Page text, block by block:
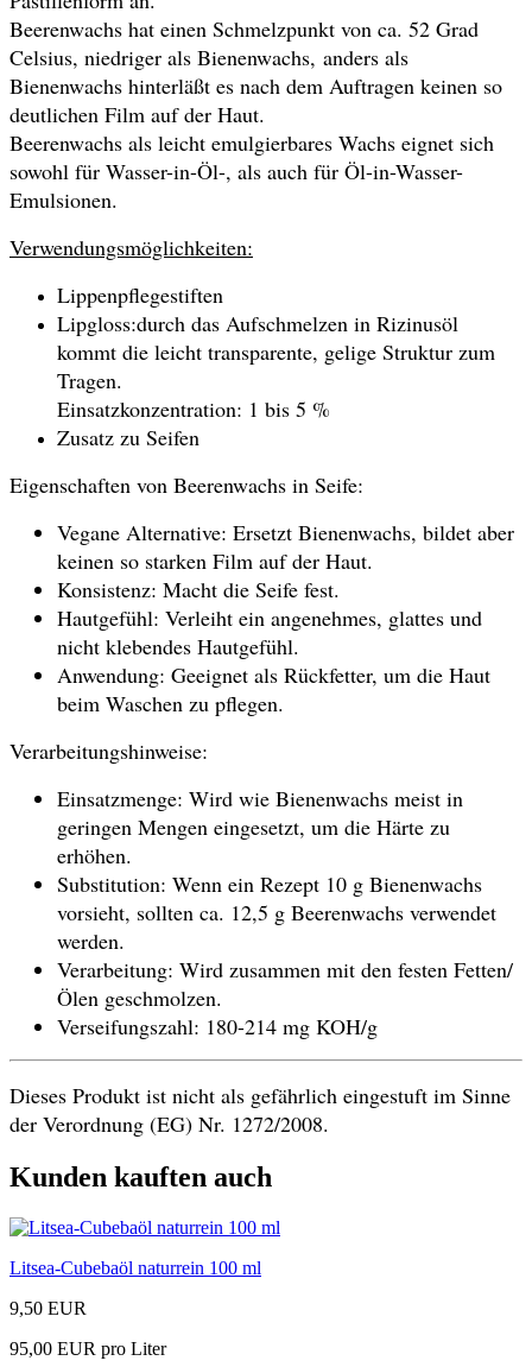
Beerenwachs hat einen Schmelzpunkt von ca. 52 Grad
Celsius, niedriger als Bienenwachs, anders als
Bienenwachs hinterläßt es nach dem Auftragen keinen so
deutlichen Film auf der Haut.
Beerenwachs als leicht emulgierbares Wachs eignet sich
sowohl für Wasser-in-Öl-, als auch für Öl-in-Wasser-
Emulsionen.
Verwendungsmöglichkeiten:
Lippenpflegestiften
Lipgloss:durch das Aufschmelzen in Rizinusöl
kommt die leicht transparente, gelige Struktur zum
Tragen.
Einsatzkonzentration: 1 bis 5 %
Zusatz zu Seifen
Eigenschaften von Beerenwachs in Seife:
Vegane Alternative: Ersetzt Bienenwachs, bildet aber
keinen so starken Film auf der Haut.
Konsistenz: Macht die Seife fest.
Hautgefühl: Verleiht ein angenehmes, glattes und
nicht klebendes Hautgefühl.
Anwendung: Geeignet als Rückfetter, um die Haut
beim Waschen zu pflegen.
Verarbeitungshinweise:
Einsatzmenge: Wird wie Bienenwachs meist in
geringen Mengen eingesetzt, um die Härte zu
erhöhen.
Substitution: Wenn ein Rezept 10 g Bienenwachs
vorsieht, sollten ca. 12,5 g Beerenwachs verwendet
werden.
Verarbeitung: Wird zusammen mit den festen Fetten/
Ölen geschmolzen.
Verseifungszahl: 180-214 mg KOH/g
Dieses Produkt ist nicht als gefährlich eingestuft im Sinne
der Verordnung (EG) Nr. 1272/2008.
Kunden kauften auch
Litsea-Cubebaöl naturrein 100 ml
9,50 EUR
95,00 EUR pro Liter